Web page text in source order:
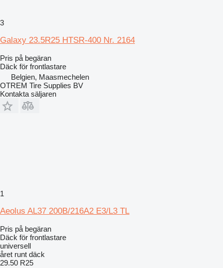
3
Galaxy 23.5R25 HTSR-400 Nr. 2164
Pris på begäran
Däck för frontlastare
Belgien, Maasmechelen
OTREM Tire Supplies BV
Kontakta säljaren
1
Aeolus AL37 200B/216A2 E3/L3 TL
Pris på begäran
Däck för frontlastare
universell
året runt däck
29.50 R25